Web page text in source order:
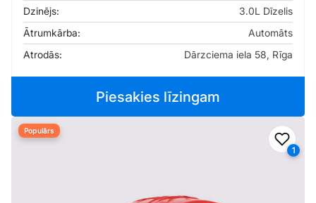
Dzinējs:
3.0L Dīzelis
Ātrumkārba:
Automāts
Atrodās:
Dārzciema iela 58, Rīga
Piesakies līzingam
1
Populārs